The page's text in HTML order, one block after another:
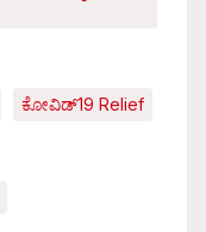
ಕೋವಿಡ್‌19 Relief